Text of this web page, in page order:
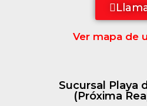
Ver mapa de
Sucursal Playa
(Próxima